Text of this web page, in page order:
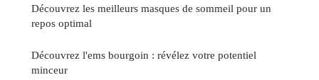
Découvrez les meilleurs masques de sommeil pour un
repos optimal
Découvrez l'ems bourgoin : révélez votre potentiel
minceur